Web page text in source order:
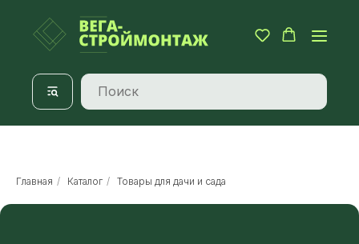
Главная / Каталог / Товары для дачи и сада